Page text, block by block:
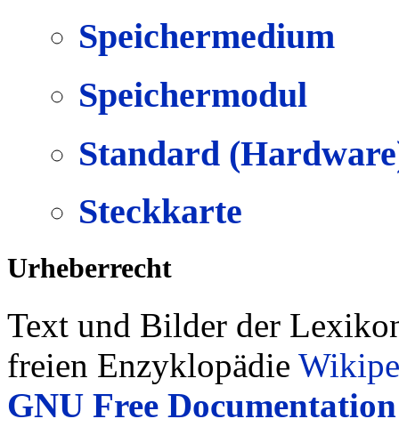
Speichermedium
Speichermodul
Standard
Steckkarte
Urheberrecht
Text und Bilder der
freien Enzyklopädie
GNU Free